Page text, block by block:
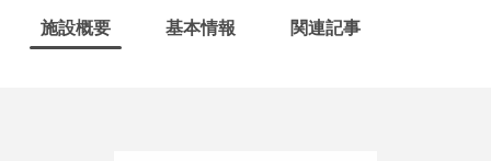
施設概要 基本情報 関連記事